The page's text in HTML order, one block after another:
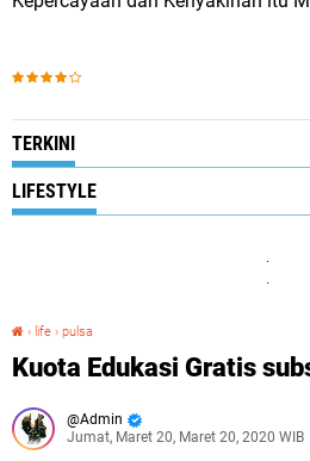
TERKINI
LIFESTYLE
› life › pulsa
Kuota Edukasi Gratis
Admin
Jumat, Maret 20, Maret 20, 2020 WIB